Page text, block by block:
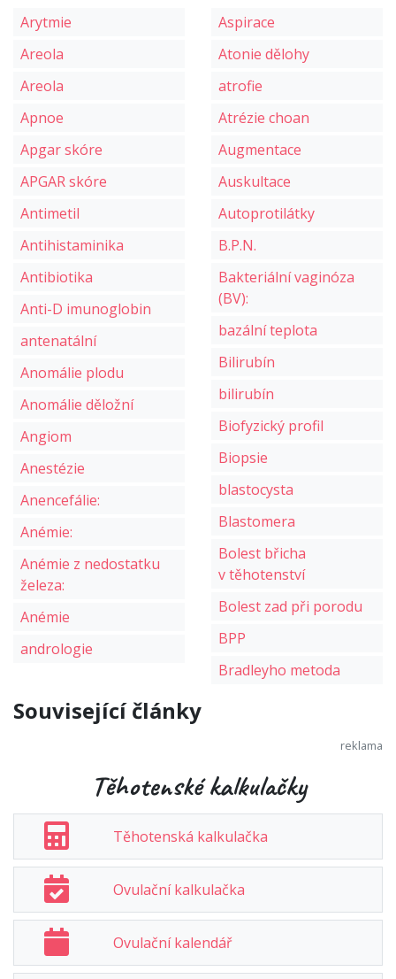
Arytmie
Areola
Areola
Apnoe
Apgar skóre
APGAR skóre
Antimetil
Antihistaminika
Antibiotika
Anti-D imunoglobin
antenatální
Anomálie plodu
Anomálie děložní
Angiom
Anestézie
Anencefálie:
Anémie:
Anémie z nedostatku
železa:
Anémie
andrologie
Aspirace
Atonie dělohy
atrofie
Atrézie choan
Augmentace
Auskultace
Autoprotilátky
B.P.N.
Bakteriální vaginóza
(BV):
bazální teplota
Bilirubín
bilirubín
Biofyzický profil
Biopsie
blastocysta
Blastomera
Bolest břicha
v těhotenství
Bolest zad při porodu
BPP
Bradleyho metoda
Související články
Těhotenské kalkulačky
Těhotenská kalkulačka
Ovulační kalkulačka
Ovulační kalendář